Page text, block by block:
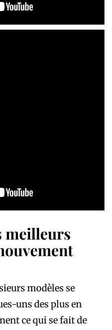
meilleurs
modèles se
uns des plus en
ce qui se fait de